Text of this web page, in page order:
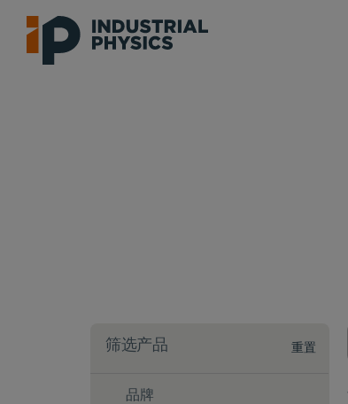
筛选产品 重置
品牌